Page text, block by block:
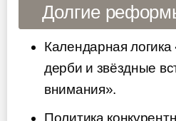
Долгие
Календарная
дерби и звёздные
внимания».
Политика